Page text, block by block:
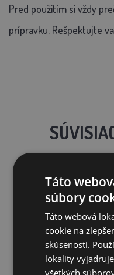
Pred použitím si vždy
prípravku. Rešpektujte
Táto
súbory
Táto webová
cookie na
skúsenosti.
lokality
všetkých